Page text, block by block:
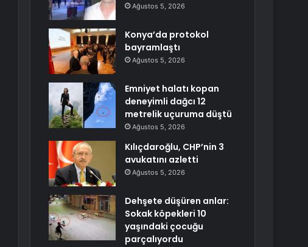
Ağustos 5, 2026
Konya’da protokol
bayramlaştı
Ağustos 5, 2026
Emniyet halatı kopan
deneyimli dağcı 12
metrelik uçuruma düştü
Ağustos 5, 2026
Kılıçdaroğlu, CHP’nin 3
avukatını azletti
Ağustos 5, 2026
Dehşete düşüren anlar:
Sokak köpekleri 10
yaşındaki çocuğu
parçalıyordu